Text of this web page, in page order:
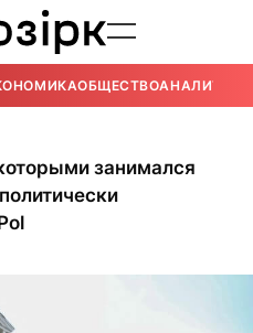
ОБЩЕСТВОАНАЛИТИКА
занимался